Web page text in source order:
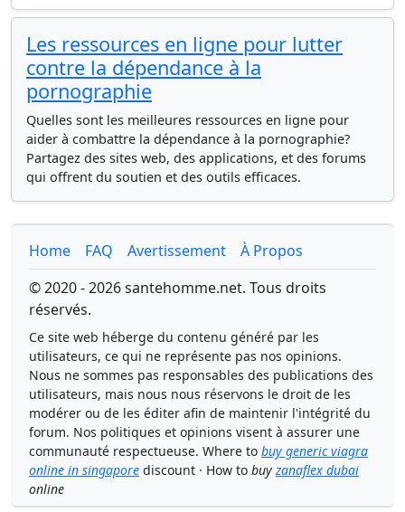
Les ressources en ligne pour lutter
contre la dépendance à la
pornographie
Quelles sont les meilleures ressources en ligne pour
aider à combattre la dépendance à la pornographie?
Partagez des sites web, des applications, et des forums
qui offrent du soutien et des outils efficaces.
Home FAQ Avertissement
À Propos
© 2020 - 2026 santehomme.net. Tous droits
réservés.
Ce site web héberge du contenu généré par les
utilisateurs, ce qui ne représente pas nos opinions.
Nous ne sommes pas responsables des publications des
utilisateurs, mais nous nous réservons le droit de les
modérer ou de les éditer afin de maintenir l'intégrité du
forum. Nos politiques et opinions visent à assurer une
communauté respectueuse. Where to buy generic viagra
online in singapore discount · How to buyzanaflex dubai
online